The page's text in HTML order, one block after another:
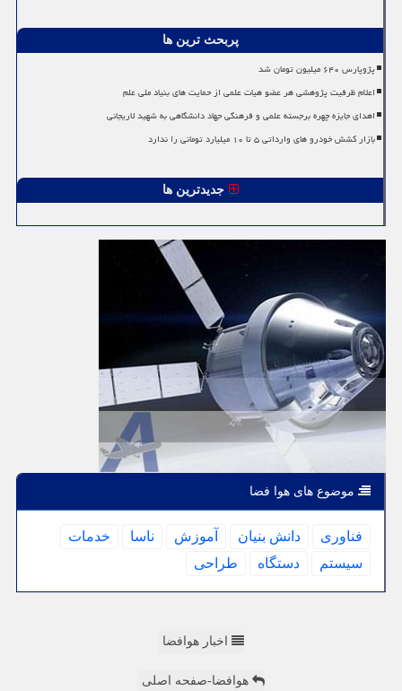
پربحث ترین ها
پژوپارس ۶۴۰ میلیون تومان شد
اعلام ظرفیت پژوهشی هر عضو هیات علمی از حمایت های بنیاد ملی علم
اهدای جایزه چهره برجسته علمی و فرهنگی جهاد دانشگاهی به شهید لاریجانی
بازار کشش خودرو های وارداتی ۵ تا ۱۰ میلیارد تومانی را ندارد
جدیدترین ها
موضوع های هوا فضا
فناوری دانش بنیان آموزش ناسا
خدمات
سیستم
دستگاه طراحی
اخبار هوافضا
هوافضا-صفحه اصلی